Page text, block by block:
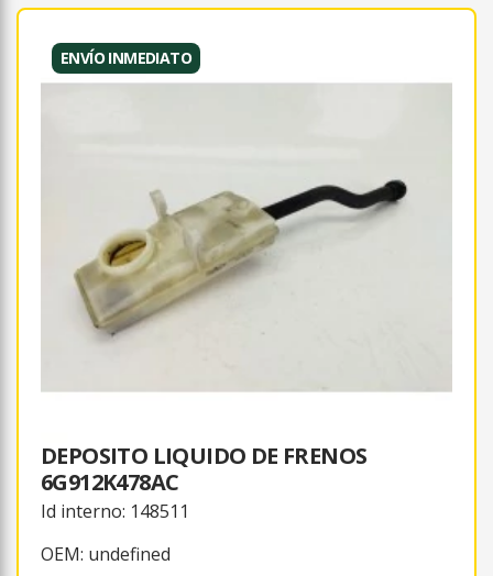
ENVÍO INMEDIATO
DEPOSITO LIQUIDO DE FRENOS
6G912K478AC
Id interno: 148511
OEM: undefined